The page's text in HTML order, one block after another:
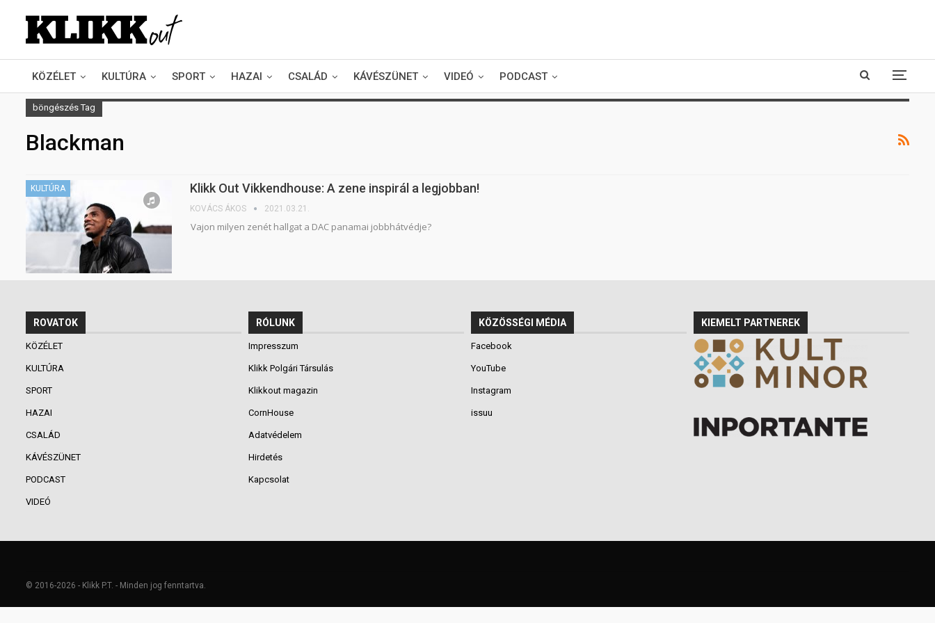
KÖZÉLET KULTÚRA SPORT HAZAI CSALÁD KÁVÉSZÜNET VIDEÓ PODCAST
böngészés Tag
Blackman
KULTÚRA Klikk Out Vikkendhouse: A zene inspirál a legjobban!
KOVÁCS ÁKOS 2021.03.21.
Vajon milyen zenét hallgat a DAC panamai jobbhátvédje?
ROVATOK
KÖZÉLET
KULTÚRA
SPORT
HAZAI
CSALÁD
KÁVÉSZÜNET
PODCAST
VIDEÓ
RÓLUNK
Impresszum
Klikk Polgári Társulás
Klikkout magazin
CornHouse
Adatvédelem
Hirdetés
Kapcsolat
KÖZÖSSÉGI MÉDIA
Facebook
YouTube
Instagram
issuu
KIEMELT PARTNEREK
© 2016-2026 - Klikk P.T. - Minden jog fenntartva.